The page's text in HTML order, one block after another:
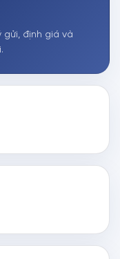
gửi, định giá và